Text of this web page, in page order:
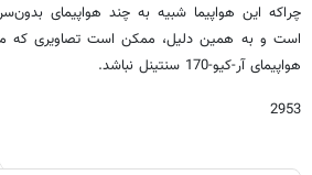
است و به همین دلیل، ممکن است تصاویری که
هواپیمای آر-کیو-170 سنتینل نباشد.
2953